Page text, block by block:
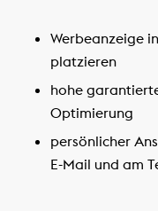
Werbeanzeige
platzieren
hohe
Optimierung
persönlicher
E-Mail und am